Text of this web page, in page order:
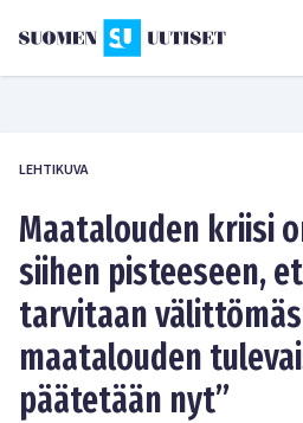
LEHTIKUVA
Maatalouden kriisi
siihen pisteeseen,
tarvitaan
maatalouden
päätetään nyt”